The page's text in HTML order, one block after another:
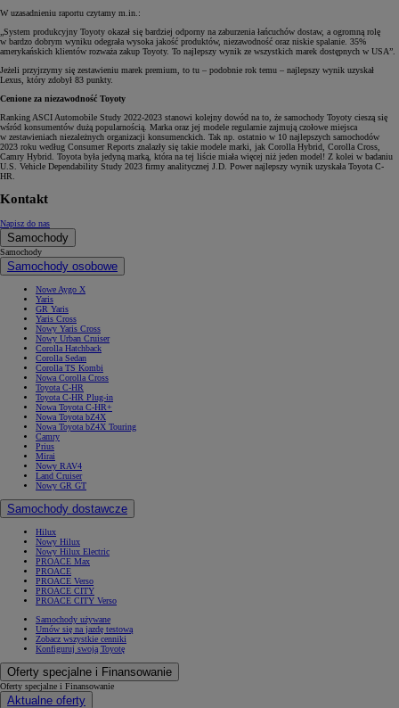
W uzasadnieniu raportu czytamy m.in.:
„System produkcyjny Toyoty okazał się bardziej odporny na zaburzenia łańcuchów dostaw, a ogromną rolę
w bardzo dobrym wyniku odegrała wysoka jakość produktów, niezawodność oraz niskie spalanie. 35%
amerykańskich klientów rozważa zakup Toyoty. To najlepszy wynik ze wszystkich marek dostępnych w USA”.
Jeżeli przyjrzymy się zestawieniu marek premium, to tu – podobnie rok temu – najlepszy wynik uzyskał
Lexus, który zdobył 83 punkty.
Cenione za niezawodność Toyoty
Ranking ASCI Automobile Study 2022-2023 stanowi kolejny dowód na to, że samochody Toyoty cieszą się
wśród konsumentów dużą popularnością. Marka oraz jej modele regularnie zajmują czołowe miejsca
w zestawieniach niezależnych organizacji konsumenckich. Tak np. ostatnio w 10 najlepszych samochodów
2023 roku według Consumer Reports znalazły się takie modele marki, jak Corolla Hybrid, Corolla Cross,
Camry Hybrid. Toyota była jedyną marką, która na tej liście miała więcej niż jeden model! Z kolei w badaniu
U.S. Vehicle Dependability Study 2023 firmy analitycznej J.D. Power najlepszy wynik uzyskała Toyota C-
HR.
Kontakt
Napisz do nas
Samochody
Samochody
Samochody osobowe
Nowe Aygo X
Yaris
GR Yaris
Yaris Cross
Nowy Yaris Cross
Nowy Urban Cruiser
Corolla Hatchback
Corolla Sedan
Corolla TS Kombi
Nowa Corolla Cross
Toyota C-HR
Toyota C-HR Plug-in
Nowa Toyota C-HR+
Nowa Toyota bZ4X
Nowa Toyota bZ4X Touring
Camry
Prius
Mirai
Nowy RAV4
Land Cruiser
Nowy GR GT
Samochody dostawcze
Hilux
Nowy Hilux
Nowy Hilux Electric
PROACE Max
PROACE
PROACE Verso
PROACE CITY
PROACE CITY Verso
Samochody używane
Umów się na jazdę testową
Zobacz wszystkie cenniki
Konfiguruj swoją Toyotę
Oferty specjalne i Finansowanie
Oferty specjalne i Finansowanie
Aktualne oferty